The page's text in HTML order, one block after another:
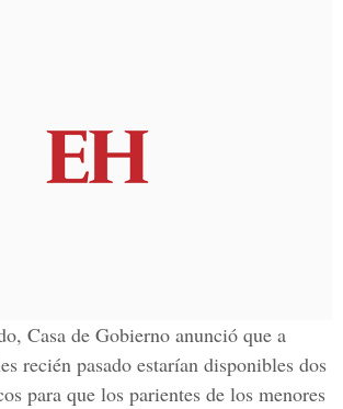
Casa de Gobierno anunció que a
recién pasado estarían disponibles dos
para que los parientes de los menores